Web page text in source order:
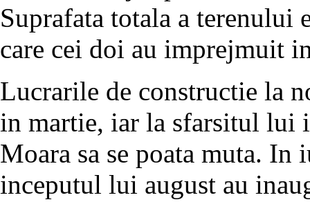
Suprafata totala a terenului
care cei doi au imprejmuit
Lucrarile de constructie la
in martie, iar la sfarsitul lui
Moara sa se poata muta. In
inceputul lui august au